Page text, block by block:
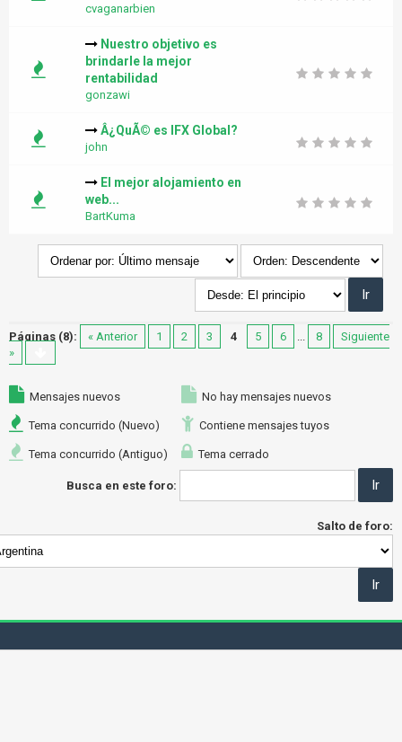
cvaganarbien
Nuestro objetivo es
brindarle la mejor
rentabilidad
gonzawi
Â¿QuÃ© es IFX Global?
john
El mejor alojamiento en
web...
BartKuma
Páginas (8): « Anterior 1 2 3 4 5 6 ... 8
Siguiente
»
Mensajes nuevos
Tema concurrido (Nuevo)
Tema concurrido (Antiguo)
No hay mensajes nuevos
Contiene mensajes tuyos
Tema cerrado
Busca en este foro:
Salto de foro: